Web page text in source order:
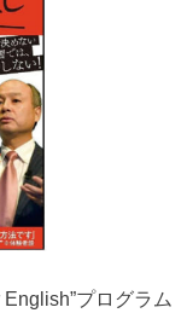
プログラム